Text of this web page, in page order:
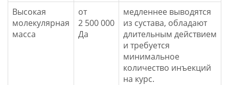
Высокая
молекулярная
масса
от
2 500 000
Да
медленнее выводятся
из сустава, обладают
длительным действием
и требуется
минимальное
количество инъекций
на курс.